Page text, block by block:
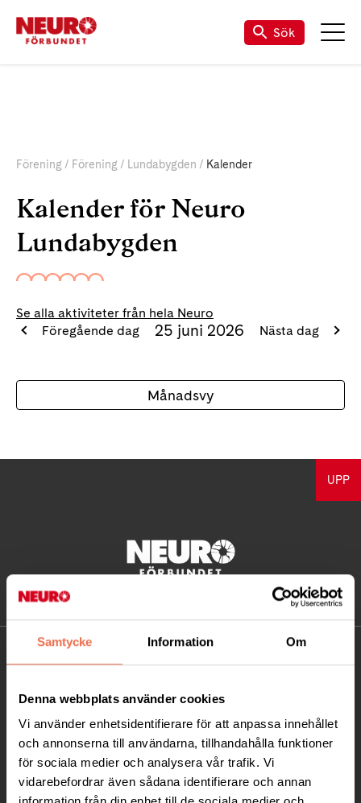
Samtycke Information Om
Denna webbplats använder cookies
Vi använder enhetsidentifierare för att anpassa innehållet
och annonserna till användarna, tillhandahålla funktioner
för sociala medier och analysera vår trafik. Vi
vidarebefordrar även sådana identifierare och annan
Sök
Förening Förening Lundabygden Kalender
Kalender för Neuro
Lundabygden
Se alla aktiviteter från hela Neuro
Föregående dag
25 juni 2026 Nästa dag
Månadsvy
UPP
Besöksadress:
Ågatan 12 C, 172 62 Sundbyberg
Telefon: 08-677 70 10
Postadress: